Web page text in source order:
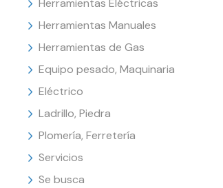
Herramientas Eléctricas
Herramientas Manuales
Herramientas de Gas
Equipo pesado, Maquinaria
Eléctrico
Ladrillo, Piedra
Plomería, Ferretería
Servicios
Se busca